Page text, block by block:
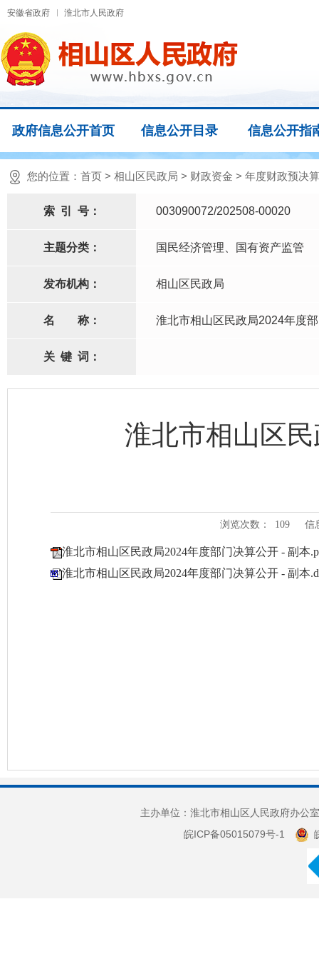
安徽省政府 淮北市人民政府
政府信息公开首页 信息公开目录 信息公开指
您的位置： 首页 > 相山区民政局 > 财政资金 > 年度财政预决
索 引 号： 003090072/202508-00020
主题分类： 国民经济管理、国有资产监管
发布机构： 相山区民政局
名 称： 淮北市相山区民政局2024年度
关 键 词：
淮北市相山区
浏览次数： 109 信
淮北市相山区民政局2024年度部门决算公开 - 副本
淮北市相山区民政局2024年度部门决算公开 - 副本
主办单位：淮北市相山区人民政府办
皖ICP备05015079号-1